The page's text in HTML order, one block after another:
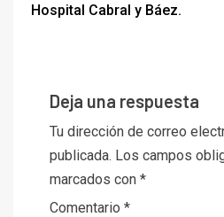
Hospital Cabral y Báez.
Deja una respuesta
Tu dirección de correo
publicada. Los campos
marcados con *
Comentario *